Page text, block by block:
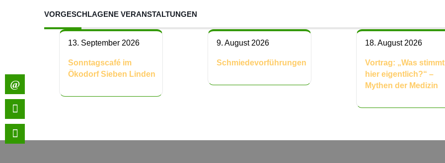
VORGESCHLAGENE VERANSTALTUNGEN
13. September 2026
Sonntagscafé im
Ökodorf Sieben Linden
9. August 2026
Schmiedevorführungen
18. August 2026
Vortrag: „Was stimmt
hier eigentlich?“ –
Mythen der Medizin